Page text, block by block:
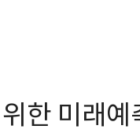
한 미래예